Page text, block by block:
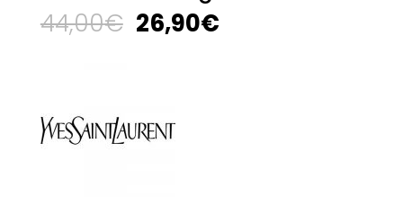
44,00€ El
precio
26,90€El